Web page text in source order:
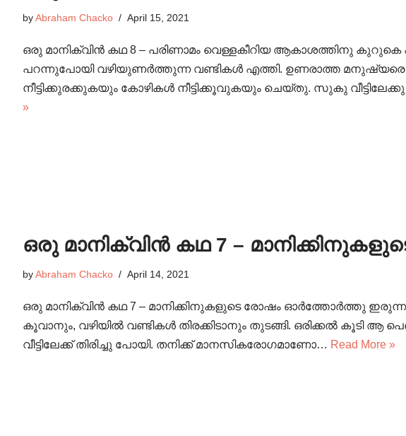
byAbraham Chacko April 15, 2021
ഒരു മാനിക്വിൻ കഥ 8 – പരിണാമം വെള്ളകീറിയ ആകാശത്തിനു കുറുകെ
പറന്നുപോയി വഴിയുണർത്തുന്ന വണ്ടികൾ എത്തി. ഉണരാത്ത മനുഷ്യരെ
നീട്ടിക്കുരക്കുകയും കോഴികൾ നീട്ടിക്കൂവുകയും ചെയ്തു. സുകു
»
ഒരു മാനിക്വിൻ കഥ 7 –
byAbraham Chacko April 14, 2021
ഒരു മാനിക്വിൻ കഥ 7 – മാനിക്കിനുകളുടെ രോഷം ഓർത്തോർത്തു
കൂവാനും, വഴിയിൽ വണ്ടികൾ തിരക്കിടാനും തുടങ്ങി. ഒരിക്കൽ കൂടി ആ
വീട്ടിലേക്ക് തിരിച്ചു പോയി. തനിക്ക് മാനസികരോഗമാണോ… Read More »